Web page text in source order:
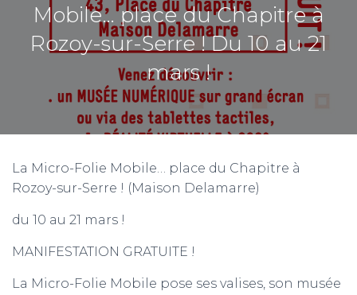
Mobile… place du Chapitre à
Rozoy-sur-Serre ! Du 10 au 21
mars !
La Micro-Folie Mobile… place du Chapitre à
Rozoy-sur-Serre ! (Maison Delamarre)
du 10 au 21 mars !
MANIFESTATION GRATUITE !
La Micro-Folie Mobile pose ses valises, son musée